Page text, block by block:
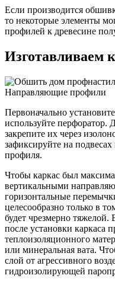
Если производится
то некоторые элементы
профилей к древесине
Изготавливаем
Направляющие профили
Первоначально
используйте
закрепите их через
зафиксируйте на
профиля.
Чтобы каркас был
вертикальными
горизонтальные
целесообразно только в
будет чрезмерно
после установки каркаса
теплоизоляционного
или минеральная вата.
слой от агрессивного
гидроизолирующей